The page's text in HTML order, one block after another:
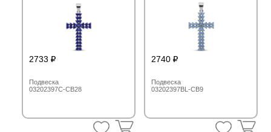
2740
Подвеска
03202397BL-CB9
2733
Подвеска
03202397C-CB28